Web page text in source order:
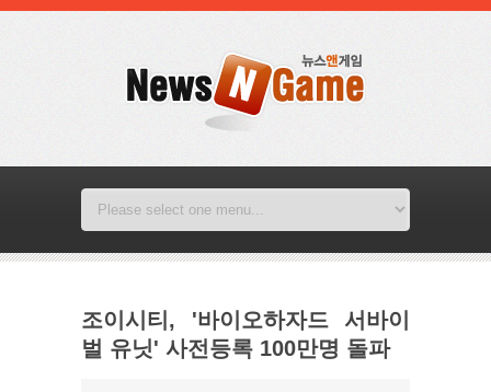
조이시티, '바이오하자드 서바이
벌 유닛' 사전등록 100만명 돌파